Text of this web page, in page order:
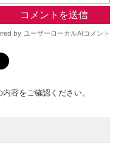
容をご確認ください。